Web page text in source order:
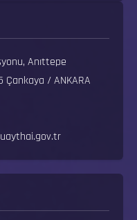
Anıttepe
Çankaya / ANKARA